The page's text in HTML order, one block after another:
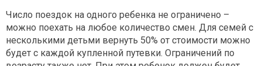
Число поездок на одного ребенка не ограничено –
можно поехать на любое количество смен. Для семей с
несколькими детьми вернуть 50% от стоимости можно
будет с каждой купленной путевки. Ограничений по